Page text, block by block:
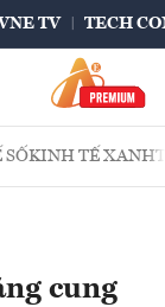
TV TECH
SỐKINH TẾ XANH
cung